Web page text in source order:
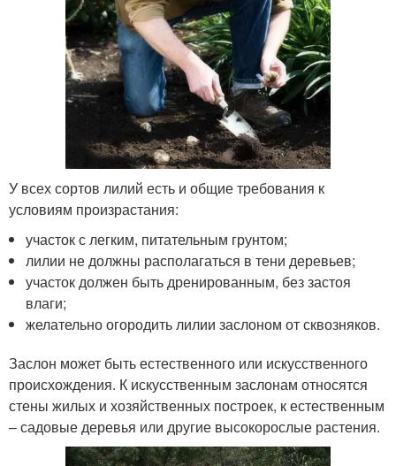
У всех сортов лилий есть и общие требования к
условиям произрастания:
участок с легким, питательным грунтом;
лилии не должны располагаться в тени деревьев;
участок должен быть дренированным, без застоя
влаги;
желательно огородить лилии заслоном от сквозняков.
Заслон может быть естественного или искусственного
происхождения. К искусственным заслонам относятся
стены жилых и хозяйственных построек, к естественным
– садовые деревья или другие высокорослые растения.